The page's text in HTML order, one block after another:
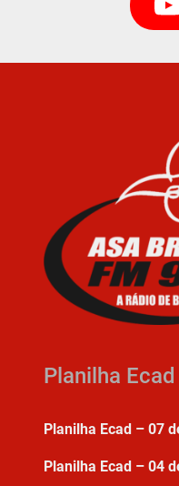
Planilha Ecad
Planilha Ecad – 07
Planilha Ecad – 04